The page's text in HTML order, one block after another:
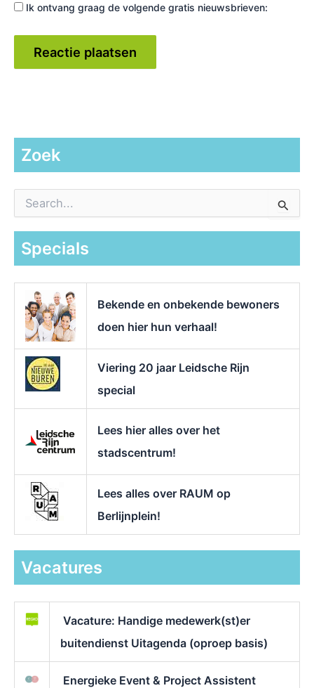
Ik ontvang graag de volgende gratis nieuwsbrieven:
Zoek
a
Specials
Bekende en onbekende bewoners
doen hier hun verhaal!
Viering 20 jaar Leidsche Rijn
special
Lees hier alles over het
stadscentrum!
Lees alles over RAUM op
Berlijnplein!
Vacatures
Vacature: Handige medewerk(st)er
buitendienst Uitagenda (oproep basis)
Energieke Event & Project Assistent